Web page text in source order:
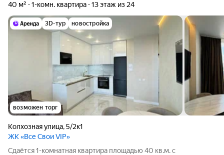
40 м² 1-комн. квартира 13 этаж из 24
3D-тур новостройка
возможен торг
Колхозная улица,5/2к1
ЖК «Все Свои VIP»
Сдаётся 1-комнатная квартира площадью 40 кв.м. с